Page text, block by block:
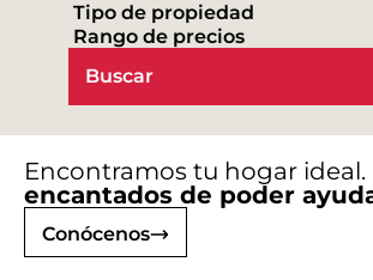
Encontramos tu hogar ideal.
encantados de poder
Conócenos